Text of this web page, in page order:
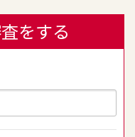
をする